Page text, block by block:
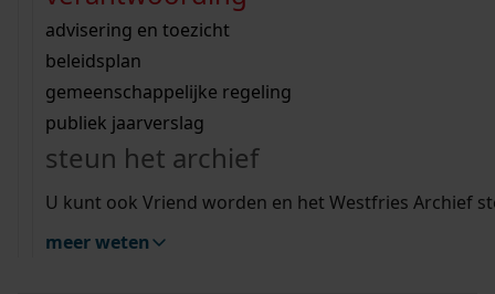
bouwvergunningen
omgevingsvergunningen
vergunningen
beeld en geluid
uitleg nodig?
Wij helpen u op weg met een aantal zoektips.
bekijk alle zoektips
Wij helpen u op weg met een aantal zoektips.
bekijk alle zoektips
bekijk ons geschiedenislokaal
advisering en toezicht
beleidsplan
gemeenschappelijke regeling
publiek jaarverslag
steun het archief
U kunt ook Vriend worden en het Westfries Archief
meer weten
zoektips
Mijn Studiezaal (inloggen)
uw zoekopdracht te